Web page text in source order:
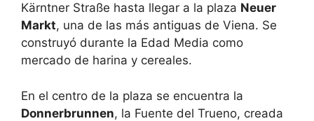
Kärntner Straße hasta llegar a la plaza Neuer
Markt, una de las más antiguas de Viena. Se
construyó durante la Edad Media como
mercado de harina y cereales.
En el centro de la plaza se encuentra la
Donnerbrunnen, la Fuente del Trueno, creada